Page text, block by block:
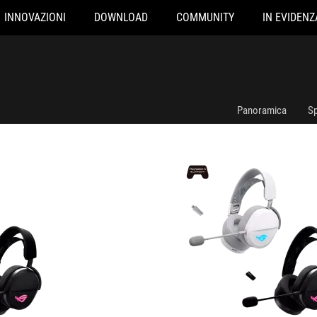
INNOVAZIONI DOWNLOAD COMMUNITY IN
Panoramica
ROG Pelta